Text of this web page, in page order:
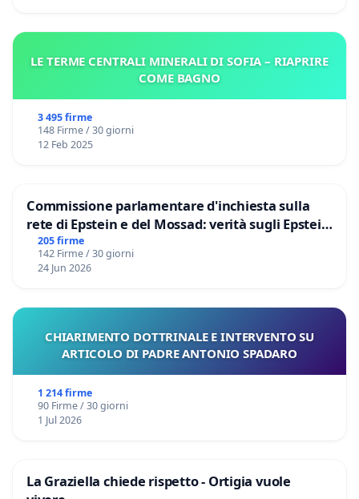
LE TERME CENTRALI MINERALI DI SOFIA – RIAPRIRE
COME BAGNO
3 495 firme
148 Firme / 30 giorni
12 Feb 2025
Commissione parlamentare d'inchiesta sulla
rete di Epstein e del Mossad: verità sugli Epstein
Files
205 firme
142 Firme / 30 giorni
24 Jun 2026
CHIARIMENTO DOTTRINALE E INTERVENTO SU
ARTICOLO DI PADRE ANTONIO SPADARO
1 214 firme
90 Firme / 30 giorni
1 Jul 2026
La Graziella chiede rispetto - Ortigia vuole